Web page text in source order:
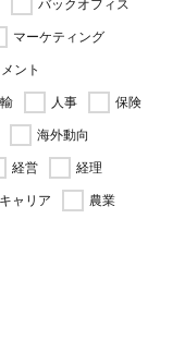
バックオフィス
マーケティング
ント
人事
保険
海外動向
経営
経理
ャリア
農業